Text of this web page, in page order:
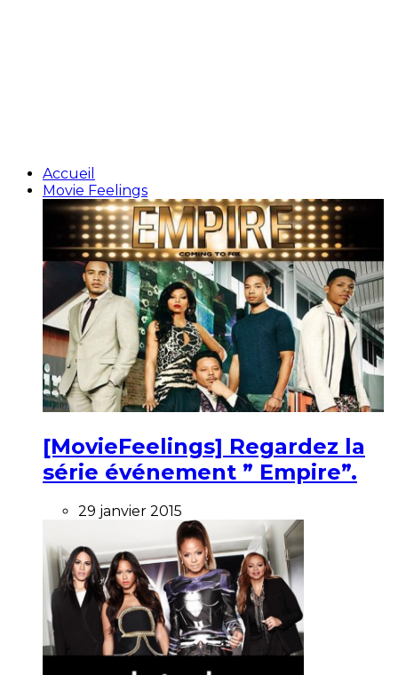
Accueil
Movie Feelings
[MovieFeelings] Regardez la
série événement ” Empire”.
29 janvier 2015